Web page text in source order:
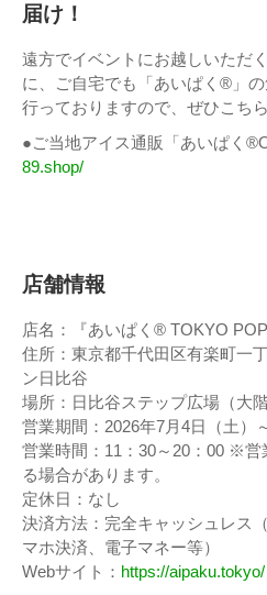
届け！
遠方でイベントにお越しいただ
に、ご自宅でも「あいぱく®」
行っておりますので、ぜひこち
●ご当地アイス通販「あいぱく
89.shop/
店舗情報
店名：『あいぱく® TOKYO
住所：東京都千代田区有楽町一
ン日比谷
場所：⽇⽐⾕ステップ広場（⼤階
営業期間：2026年7月4日（土）
営業時間：11：30～20：00 ※営
る場合があります。
定休日：なし
決済方法：完全キャッシュレス
マホ決済、電子マネー等）
Webサイト： https://aipaku.tokyo/